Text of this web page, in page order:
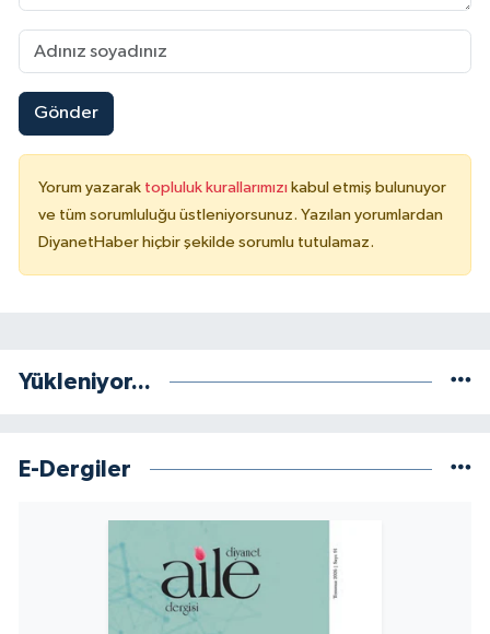
Gönder
Yorum yazarak topluluk kurallarımızı kabul etmiş bulunuyor
ve tüm sorumluluğu üstleniyorsunuz. Yazılan yorumlardan
DiyanetHaber hiçbir şekilde sorumlu tutulamaz.
Yükleniyor...
E-Dergiler
Niğde Müftülüğü
Ordu Müftülüğü
Osmaniye Müftülüğü
Rize Müftülüğü
Sakarya Müftülüğü
Sivas Müftülüğü
Şırnak Müftülüğü
Tekirdağ Müftülüğü